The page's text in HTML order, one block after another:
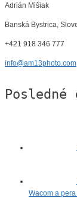
Adrián Mišiak
Banská Bystrica,
+421 918 346 777
info@am13photo.com
Posledné
Wacom a